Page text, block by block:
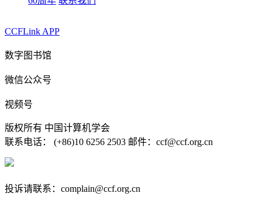
CCFLink APP
数字图书馆
微信公众号
视频号
版权所有 中国计算机学会
联系电话： (+86)10 6256 2503 邮件：ccf@ccf.org.cn
投诉请联系：complain@ccf.org.cn